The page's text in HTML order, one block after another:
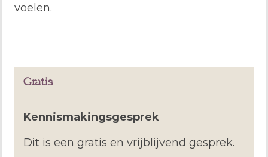
voelen.
Gratis
Kennismakingsgesprek
Dit is een gratis en vrijblijvend gesprek.